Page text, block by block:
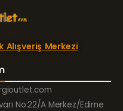
Alışveriş Merkezi
No:22/A Merkez/Edirne